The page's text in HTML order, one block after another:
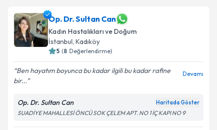
Op. Dr. Sultan Can
Kadın Hastalıkları ve Doğum
İstanbul, Kadıköy
5 (8 Değerlendirme)
Ben hayatım boyunca bu kadar ilgili bu kadar rafine
bir...
Devamı
Op. Dr. Sultan Can Haritada Göster
SUADİYE MAHALLESİ ÖNCÜ SOK ÇELEM APT. NO 1 İÇ KAPI NO 9